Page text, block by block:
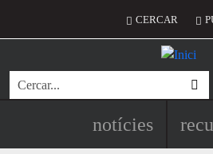
Menú del
CERCAR
Cerca
Navegació
notícies